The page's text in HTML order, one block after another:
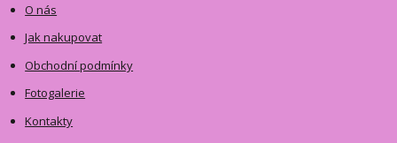
O nás
Jak nakupovat
Obchodní podmínky
Fotogalerie
Kontakty